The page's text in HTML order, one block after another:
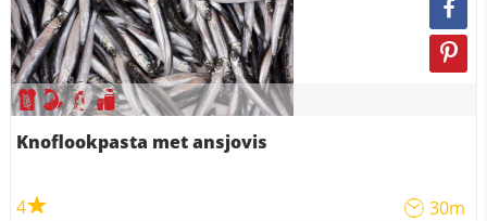
Knoflookpasta met ansjovis
4 30m